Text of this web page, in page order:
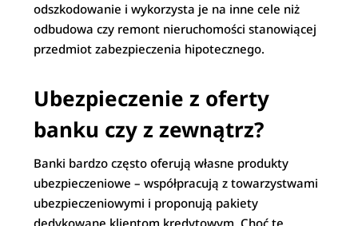
odszkodowanie i wykorzysta je na inne cele niż
odbudowa czy remont nieruchomości stanowiącej
przedmiot zabezpieczenia hipotecznego.
Ubezpieczenie z oferty
banku czy z zewnątrz?
Banki bardzo często oferują własne produkty
ubezpieczeniowe – współpracują z towarzystwami
ubezpieczeniowymi i proponują pakiety
dedykowane klientom kredytowym. Choć te